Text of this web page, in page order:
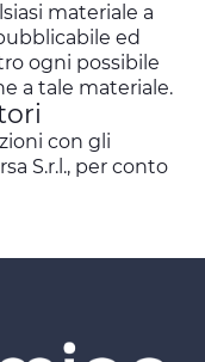
materiale a
ed
ogni possibile
a tale materiale.
con gli
S.r.l., per conto